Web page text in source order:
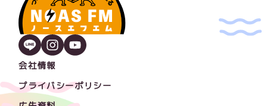
会社情報
プライバシーポリシー